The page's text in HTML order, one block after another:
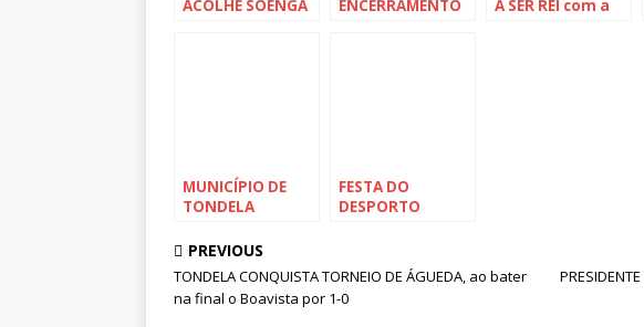
ACOLHE SOENGA
ENCERRAMENTO
A SER REI com a
MUNICÍPIO DE
TONDELA
INTERNACIONAL
PARQUE URBANO
FESTA DO
DESPORTO
URBANO no
encerramento
dos XX Jogos
PREVIOUS
TONDELA CONQUISTA TORNEIO DE ÁGUEDA, ao bater
na final o Boavista por 1-0